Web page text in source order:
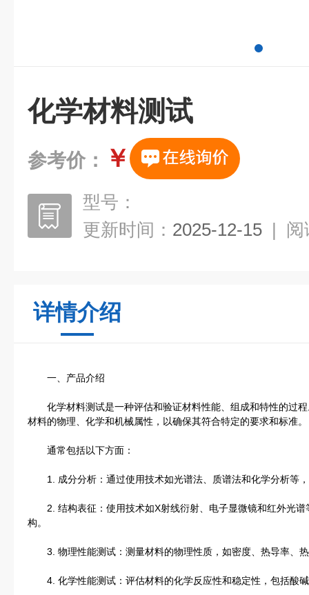
化学材料测试
参考价： ￥
型号：
更新时间： 2025-12-15 | 阅
详情介绍
一、产品介绍
化学材料测试是一种评估和验证材料性能、组成和特性的过程
材料的物理、化学和机械属性，以确保其符合特定的要求和标准。
通常包括以下方面：
1. 成分分析：通过使用技术如光谱法、质谱法和化学分析等
2. 结构表征：使用技术如X射线衍射、电子显微镜和红外光谱
构。
3. 物理性能测试：测量材料的物理性质，如密度、热导率、
4. 化学性能测试：评估材料的化学反应性和稳定性，包括酸